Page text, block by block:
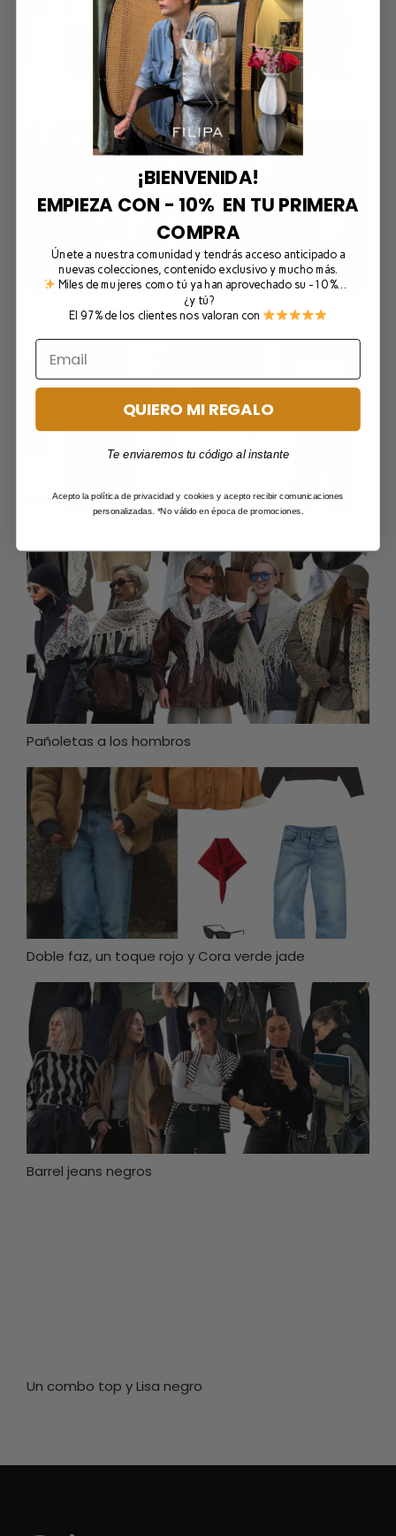
El rollazo de Marta Vera y Mirta azul marino
Trenchs verdes
Pañoletas a los hombros
Doble faz, un toque rojo y Cora verde jade
Barrel jeans negros
Un combo top y Lisa negro
¡BIENVENIDA!
EMPIEZA CON - 10% EN TU PRIMERA
COMPRA
Únete a nuestra comunidad y tendrás acceso anticipado a
nuevas colecciones, contenido exclusivo y mucho más.
Miles de mujeres como tú ya han aprovechado su -10 %…
¿y tú?
El 97% de los clientes nos valoran con
QUIERO MI REGALO
Te enviaremos tu código al instante
Acepto la política de privacidad y cookies y acepto recibir comunicaciones
personalizadas. *No válido en época de promociones.